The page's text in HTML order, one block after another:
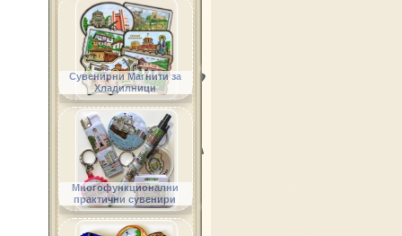
Сувенирни Магнити за
Хладилници
Многофункционални
практични сувенири